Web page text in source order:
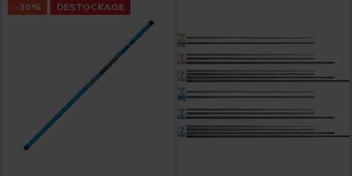
-30% DESTOCKAGE